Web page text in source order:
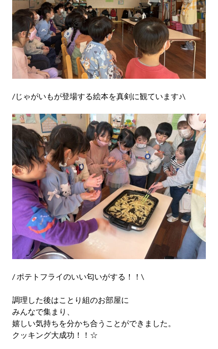
/じゃがいもが登場する絵本を真剣に観ています♪\
/ ポテトフライのいい匂いがする！！\
調理した後はことり組のお部屋に
みんなで集まり、
嬉しい気持ちを分かち合うことができました。
クッキング大成功！！☆